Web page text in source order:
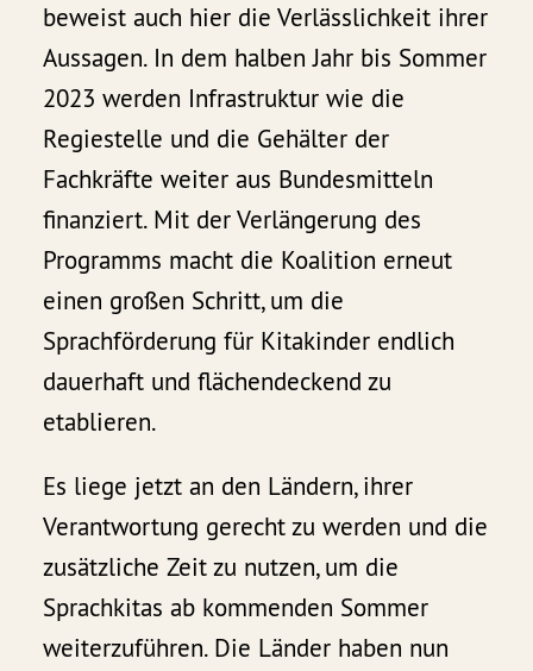
beweist auch hier die Verlässlichkeit ihrer
Aussagen. In dem halben Jahr bis Sommer
2023 werden Infrastruktur wie die
Regiestelle und die Gehälter der
Fachkräfte weiter aus Bundesmitteln
finanziert. Mit der Verlängerung des
Programms macht die Koalition erneut
einen großen Schritt, um die
Sprachförderung für Kitakinder endlich
dauerhaft und flächendeckend zu
etablieren.
Es liege jetzt an den Ländern, ihrer
Verantwortung gerecht zu werden und die
zusätzliche Zeit zu nutzen, um die
Sprachkitas ab kommenden Sommer
weiterzuführen. Die Länder haben nun